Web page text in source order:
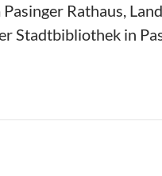
Rathaus,
Stadtbibliothek in